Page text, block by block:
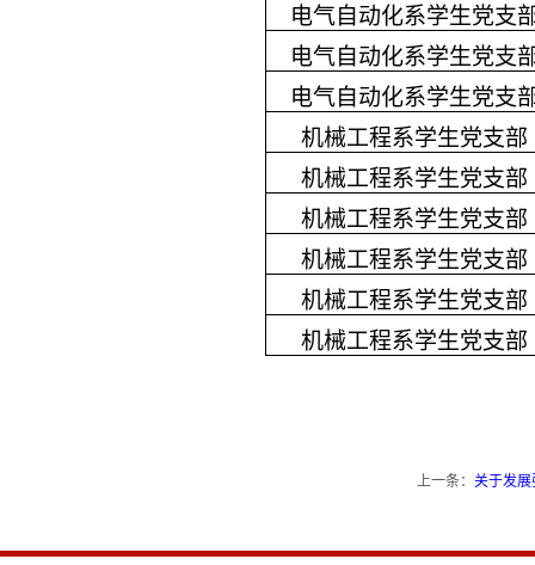
电气自动化系学生党支
电气自动化系学生党支
电气自动化系学生党支
机械工程系学生党支部
机械工程系学生党支部
机械工程系学生党支部
机械工程系学生党支部
机械工程系学生党支部
机械工程系学生党支部
上一条： 关于发